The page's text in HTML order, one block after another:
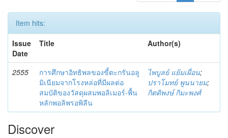
Item hits:
Issue
Date
Title Author(s)
2555
การศึกษาอิทธิพลของขี้ตะกรันอลู
มิเนียมจากโรงหล่อที่มีผลต่อ
สมบัติของวัสดุผสมพอลิเมอร์-พื้น
หลักพอลิพรอพิลีน
ไพบูลย์ แย้มเผื่อน;
ปราโมทย์ พูนนายม;
กิตติพงษ์ กิมะพงศ์
Discover